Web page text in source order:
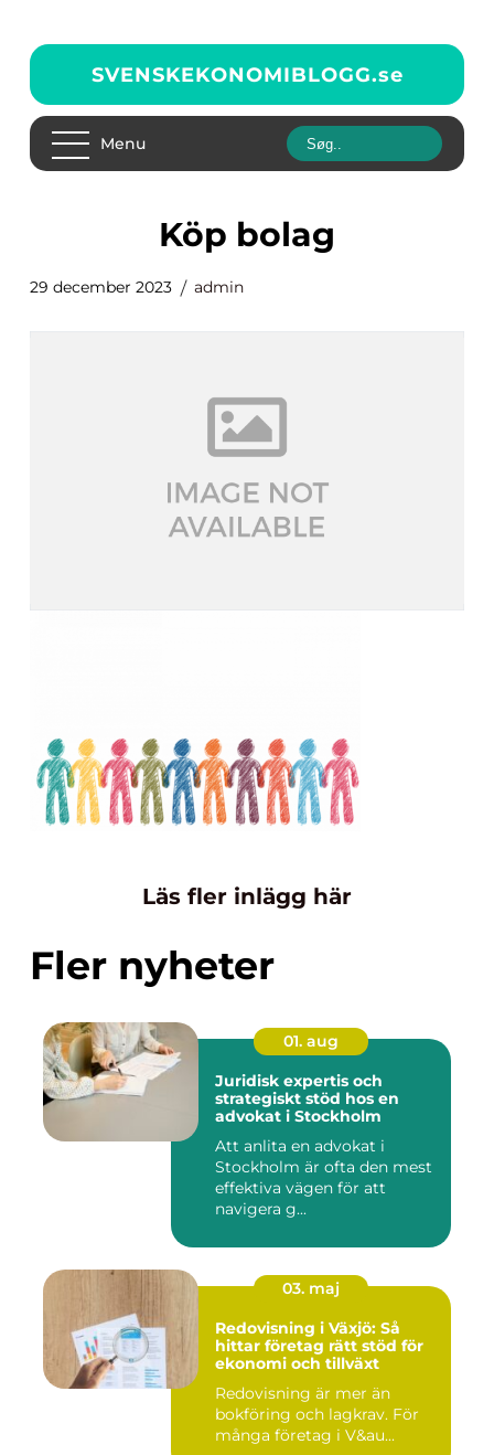
SVENSKEKONOMIBLOGG.se
Menu
köp bolag
29 december 2023 admin
Läs fler inlägg här
Fler nyheter
01. aug
Juridisk expertis och
strategiskt stöd hos en
advokat i Stockholm
Att anlita en advokat i
Stockholm är ofta den mest
effektiva vägen för att
navigera g...
03. maj
Redovisning i Växjö: Så
hittar företag rätt stöd för
ekonomi och tillväxt
Redovisning är mer än
bokföring och lagkrav. För
många företag i V&au...